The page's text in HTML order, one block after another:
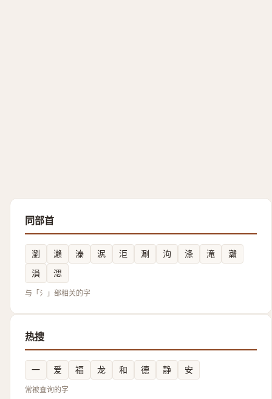
同部首
瀏 瀨 溙 泦 洰 涮 泃 涤 滝
灨
溳
㴓
与「氵」部相关的字
热搜
一 爱 福 龙 和 德 静 安
常被查询的字